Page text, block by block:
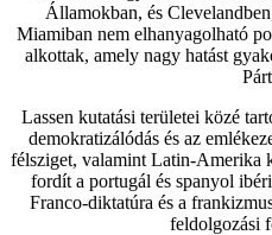
Államokban, és
Miamiban nem elhanyagolható
alkottak, amely nagy hatást
Lassen kutatási területei közé
demokratizálódás és az
félsziget, valamint Latin-Amerika
fordít a portugál és spanyol
Franco-diktatúra és a
feldolgozási